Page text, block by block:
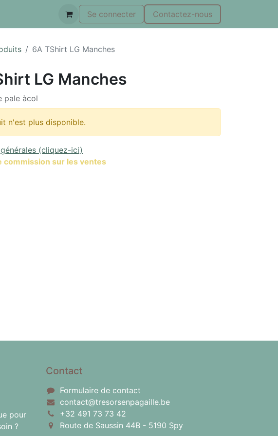
Se connecter Contactez-nous
6A TShirt LG Manches
LG Manches
pale àcol
n'est plus disponible.
(cliquez-ici)
commission sur les ventes
pour
?
Contact
Formulaire de contact
contact@tresorsenpagaille.be
+32 491 73 73 42
Route de Saussin 44B - 5190 Spy